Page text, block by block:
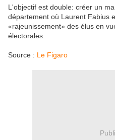
L'objectif est double: créer un
département où Laurent Fabius
«rajeunissement» des élus en
électorales.
Source : Le Figaro